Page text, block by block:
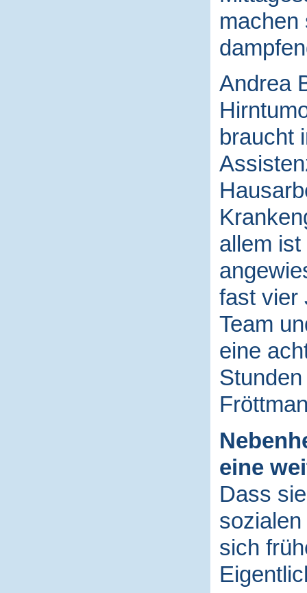
machen
Andrea
braucht
allem
fast vier
Team
eine
eine
Dass
sich